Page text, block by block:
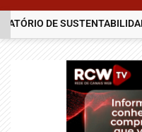
DE SUSTENTABILIDADE